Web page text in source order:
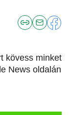
kövess minket
News oldalán